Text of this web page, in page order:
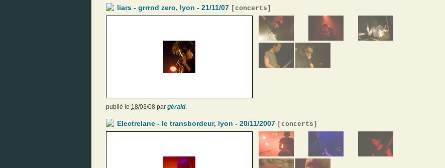
liars - grrrnd zero, lyon - 21/11/07 [concerts ]
publié le 18/03/08 par gérald.
Electrelane - le transbordeur, lyon - 20/11/2007 [concerts ]